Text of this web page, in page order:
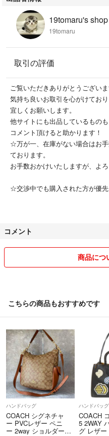
19tomaru's shop
19tomaru
取引の評価
ご覧いただきありがとうございま
気持ち良いお取引を心がけており
宜しくお願いします。
他サイトにも出品しているもの
コメント頂けると助かります！
☆万が一、在庫がない場合はお
ております。
お手数おかけいたしますが、よ
☆交渉中でも購入された方が優先
問い合わせください。
☆コメントのお返事が遅れる場
※お値下げのご相談にはお応えし
させていただいております。ご
☆ご購入後の返品、交換も致しか
ご理解頂けると幸いです。
コメント
商品につ
こちらの商品もおすすめです
ハンドバッグ
COACH シグネチャ
ー PVCレザー ペニ
ー 2way ショルダーバ
ハンドバッグ
COACH
5 2WAY
グ レザ